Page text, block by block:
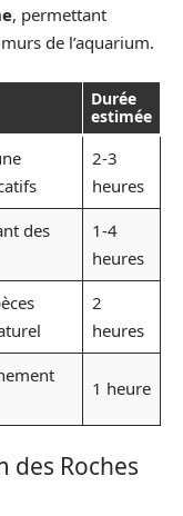
, permettant
de l’aquarium.
Durée
estimée
2-3
heures
des
1-4
heures
2
heures
1 heure
des Roches